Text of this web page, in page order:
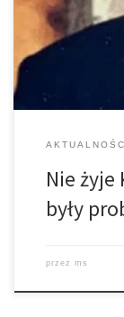
Nowym Sączu.
w Ryglicach […]
Nie żyje
były
przez ms